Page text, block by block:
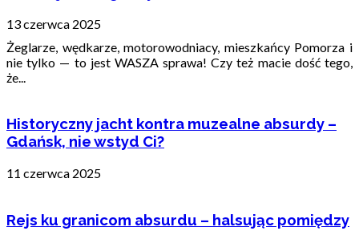
13 czerwca 2025
Żeglarze, wędkarze, motorowodniacy, mieszkańcy Pomorza i
nie tylko — to jest WASZA sprawa! Czy też macie dość tego,
że...
Historyczny jacht kontra muzealne absurdy –
Gdańsk, nie wstyd Ci?
11 czerwca 2025
Rejs ku granicom absurdu – halsując pomiędzy